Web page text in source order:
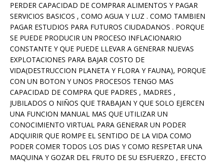
PERDER CAPACIDAD DE COMPRAR ALIMENTOS Y PAGAR
SERVICIOS BASICOS , COMO AGUA Y LUZ . COMO TAMBIEN
PAGAR ESTUDIOS PARA FUTUROS CIUDADANOS . PORQUE
SE PUEDE PRODUCIR UN PROCESO INFLACIONARIO
CONSTANTE Y QUE PUEDE LLEVAR A GENERAR NUEVAS
EXPLOTACIONES PARA BAJAR COSTO DE
VIDA(DESTRUCCION PLANETA Y FLORA Y FAUNA), PORQUE
CON UN BOTON Y UNOS PROCESOS TENGO MAS
CAPACIDAD DE COMPRA QUE PADRES , MADRES ,
JUBILADOS O NIÑOS QUE TRABAJAN Y QUE SOLO EJERCEN
UNA FUNCION MANUAL MAS QUE UTILIZAR UN
CONOCIMIENTO VIRTUAL PARA GENERAR UN PODER
ADQUIRIR QUE ROMPE EL SENTIDO DE LA VIDA COMO
PODER COMER TODOS LOS DIAS Y COMO RESPETAR UNA
MAQUINA Y GOZAR DEL FRUTO DE SU ESFUERZO , EFECTO